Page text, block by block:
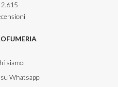
2.615
siamo
Whatsapp